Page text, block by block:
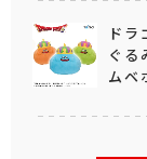
ド
ぐる
ムベ